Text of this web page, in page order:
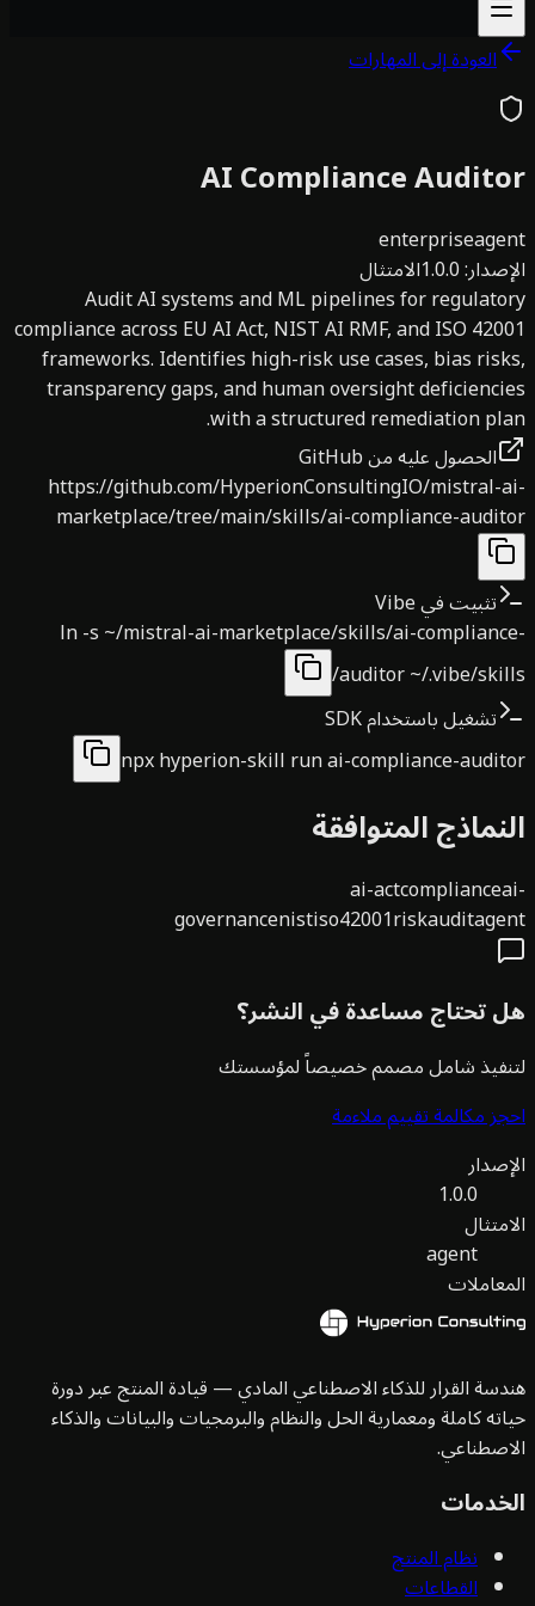
العودة إلى المهارات
AI Compliance
enterprise
:
1.0.0الامتثال
Audit AI systems and ML pipelines for
compliance across EU AI Act, NIST AI RMF, and ISO
frameworks. Identifies high-risk use cases, bias
transparency gaps, and human oversight
with a structured remediation
الحصول عليه من GitHub
https://github.com/HyperionConsultingIO/
marketplace/tree/main/skills/ai-compliance-
تثبيت في Vibe
ln -s ~/mistral-ai-marketplace/skills/ai-
auditor ~/.vibe/
تشغيل باستخدام SDK
npx hyperion-skill run ai-compliance-
المتوافقة
ai-actcompliance
governancenistiso42001riskaudit
تحتاج مساعدة في النشر؟
شامل مصمم خصيصاً لمؤسستك
مكالمة تقييم ملاءمة
1.0.0
agent
القرار للذكاء الاصطناعي المادي — قيادة المنتج عبر دورة
كاملة ومعمارية الحل والنظام والبرمجيات والبيانات والذكاء
نظام المنتج
القطاعات